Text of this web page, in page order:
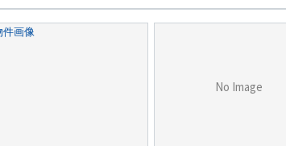
No Image